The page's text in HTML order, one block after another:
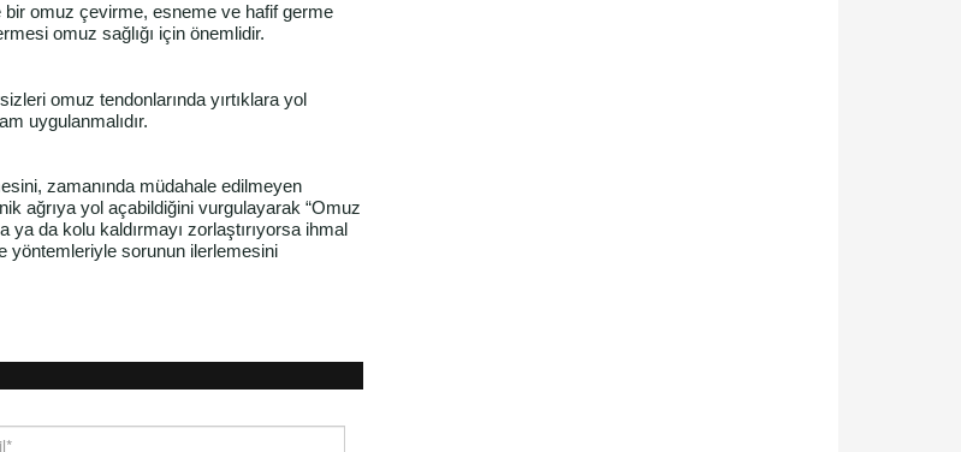
omuz çevirme, esneme ve hafif germe
omuz sağlığı için önemlidir.
omuz tendonlarında yırtıklara yol
uygulanmalıdır.
zamanında müdahale edilmeyen
ağrıya yol açabildiğini vurgulayarak “Omuz
ya da kolu kaldırmayı zorlaştırıyorsa ihmal
yöntemleriyle sorunun ilerlemesini